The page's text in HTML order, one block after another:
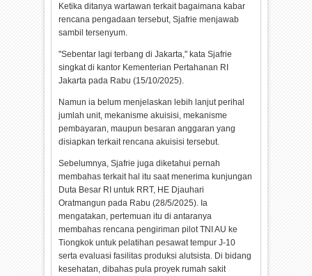
Ketika ditanya wartawan terkait bagaimana kabar
rencana pengadaan tersebut, Sjafrie menjawab
sambil tersenyum.
"Sebentar lagi terbang di Jakarta," kata Sjafrie
singkat di kantor Kementerian Pertahanan RI
Jakarta pada Rabu (15/10/2025).
Namun ia belum menjelaskan lebih lanjut perihal
jumlah unit, mekanisme akuisisi, mekanisme
pembayaran, maupun besaran anggaran yang
disiapkan terkait rencana akuisisi tersebut.
Sebelumnya, Sjafrie juga diketahui pernah
membahas terkait hal itu saat menerima kunjungan
Duta Besar RI untuk RRT, HE Djauhari
Oratmangun pada Rabu (28/5/2025). Ia
mengatakan, pertemuan itu di antaranya
membahas rencana pengiriman pilot TNI AU ke
Tiongkok untuk pelatihan pesawat tempur J-10
serta evaluasi fasilitas produksi alutsista. Di bidang
kesehatan, dibahas pula proyek rumah sakit